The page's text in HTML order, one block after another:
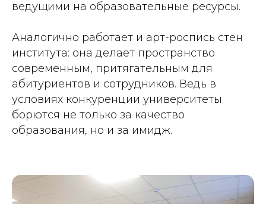
ведущими на образовательные ресурсы.
Аналогично работает и арт-роспись стен
института: она делает пространство
современным, притягательным для
абитуриентов и сотрудников. Ведь в
условиях конкуренции университеты
борются не только за качество
образования, но и за имидж.